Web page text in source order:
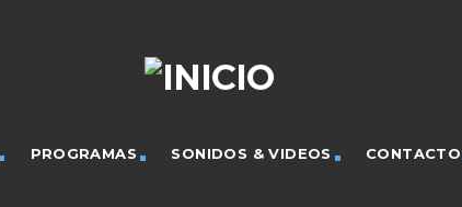
PROGRAMAS SONIDOS & VIDEOS CONTACTO